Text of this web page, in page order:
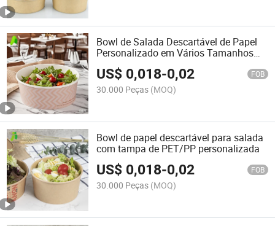
Bowl de Salada Descartável de Papel
Personalizado em Vários Tamanhos
com Tampa de Papel
US$ 0,018-0,02 FOB
30.000 Peças (MOQ)
Bowl de papel descartável para salada
com tampa de PET/PP personalizada
US$ 0,018-0,02 FOB
30.000 Peças (MOQ)